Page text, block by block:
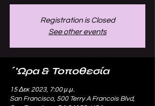
Registration is Closed
See other events
΄'Ωρα & Τοποθεσία
15 Δεκ 2023, 7:00 μ.μ.
San Francisco, 500 Terry A Francois Blvd,